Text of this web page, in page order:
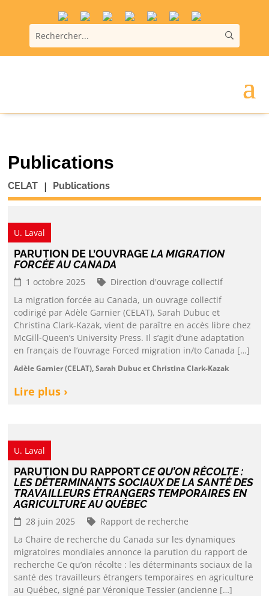
Publications
CELAT | Publications
U. Laval
PARUTION DE L’OUVRAGELA MIGRATION
FORCÉE AU CANADA
1 octobre 2025
Direction d'ouvrage collectif
La migration forcée au Canada, un ouvrage collectif
codirigé par Adèle Garnier (CELAT), Sarah Dubuc et
Christina Clark-Kazak, vient de paraître en accès libre chez
McGill-Queen’s University Press. Il s’agit d’une adaptation
en français de l’ouvrage Forced migration in/to Canada […]
Adèle Garnier (CELAT), Sarah Dubuc et Christina Clark-Kazak
Lire plus ›
U. Laval
PARUTION DU RAPPORTCE QU’ON RÉCOLTE :
LES DÉTERMINANTS SOCIAUX DE LA SANTÉ DES
TRAVAILLEURS ÉTRANGERS TEMPORAIRES EN
AGRICULTURE AU QUÉBEC
28 juin 2025
Rapport de recherche
La Chaire de recherche du Canada sur les dynamiques
migratoires mondiales annonce la parution du rapport de
recherche Ce qu’on récolte : les déterminants sociaux de la
santé des travailleurs étrangers temporaires en agriculture
au Québec, signé par Véronique Tessier (ancienne […]